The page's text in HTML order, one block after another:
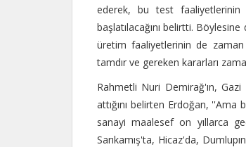
ederek, bu test
başlatılacağını belirtti.
üretim faaliyetlerinin de zaman
tamdır ve gereken kararları
Rahmetli Nuri Demirağ'ın,
attığını belirten Erdoğan,
sanayi maalesef on yıllarca
Sarıkamış'ta, Hicaz'da,